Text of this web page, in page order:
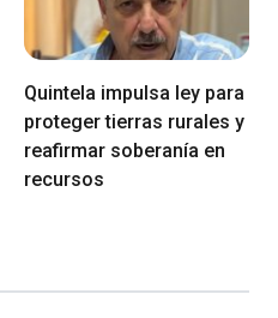
Quintela impulsa ley para
proteger tierras rurales y
reafirmar soberanía en
recursos